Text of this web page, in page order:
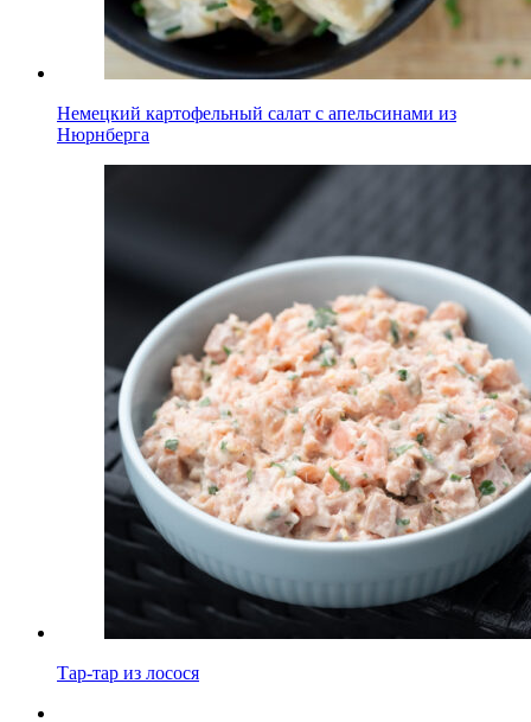
Немецкий картофельный салат с апельсинами из
Нюрнберга
Тар-тар из лосося